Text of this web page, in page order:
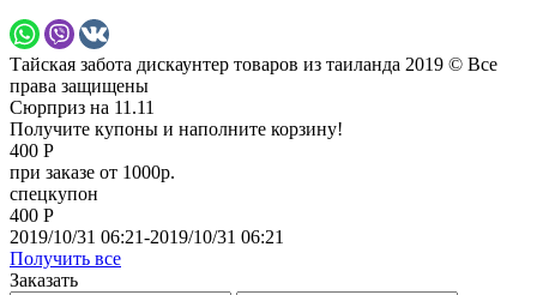
Тайская забота дискаунтер товаров из таиланда 2019 © Все
права защищены
Сюрприз на 11.11
Получите купоны и наполните корзину!
400 Р
при заказе от 1000р.
спецкупон
400 Р
2019/10/31 06:21-2019/10/31 06:21
Получить все
Заказать